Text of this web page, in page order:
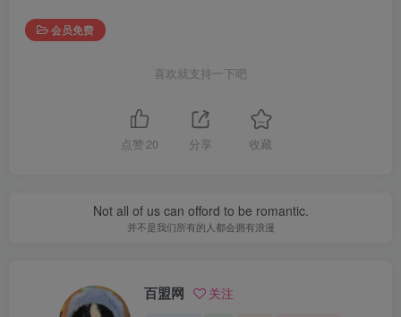
会员免费
喜欢就支持一下吧
点赞 20 分享 收藏
Not all of us can offord to be romantic.
并不是我们所有的人都会拥有浪漫
百盟网 关注